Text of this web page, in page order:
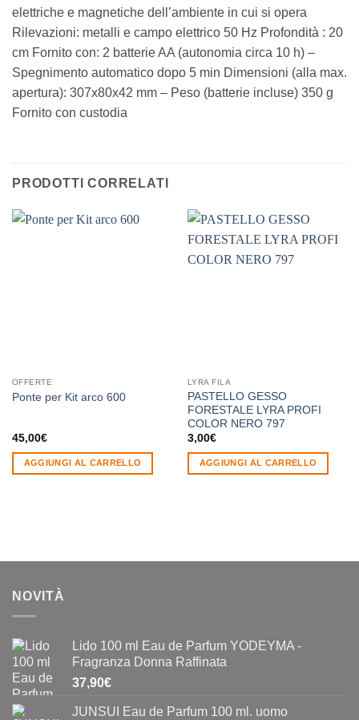
elettriche e magnetiche dell’ambiente in cui si opera
Rilevazioni: metalli e campo elettrico 50 Hz Profondità : 20
cm Fornito con: 2 batterie AA (autonomia circa 10 h) –
Spegnimento automatico dopo 5 min Dimensioni (alla max.
apertura): 307x80x42 mm – Peso (batterie incluse) 350 g
Fornito con custodia
PRODOTTI CORRELATI
OFFERTE
Ponte per Kit arco 600
45,00€
AGGIUNGI AL CARRELLO
LYRA FILA
PASTELLO GESSO
FORESTALE LYRA PROFI
COLOR NERO 797
3,00€
AGGIUNGI AL CARRELLO
NOVITÀ
Lido 100 ml Eau de Parfum YODEYMA -
Fragranza Donna Raffinata
37,90€
JUNSUI Eau de Parfum 100 ml. uomo